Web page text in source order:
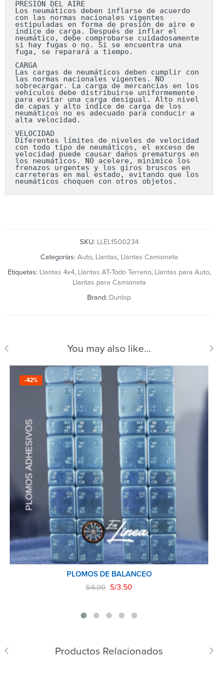
PRESIÓN DEL AIRE
Los neumáticos deben inflarse de acuerdo
con las normas nacionales vigentes
estipuladas en forma de presión de aire e
índice de carga. Después de inflar el
neumático, debe comprobarse cuidadosamente
si hay fugas o no. Si se encuentra una
fuga, se reparará a tiempo.
CARGA
Las cargas de neumáticos deben cumplir con
las normas nacionales vigentes. NO
sobrecargar. La carga de mercancías en los
vehículos debe distribuirse uniformemente
para evitar una carga desigual. Alto nivel
de capas y alto índice de carga de los
neumáticos no es adecuado para conducir a
alta velocidad.
VELOCIDAD
Diferentes límites de niveles de velocidad
con todo tipo de neumáticos, el exceso de
velocidad puede causar daños prematuros en
los neumáticos. NO acelere, minimice los
frenazos urgentes y los giros bruscos en
carreteras en mal estado, evitando que los
neumáticos choquen con otros objetos.
SKU: LLEL1500234
Categorías: Auto, Llantas, Llantas Camioneta
Etiquetas: Llantas 4x4, Llantas AT-Todo Terreno, Llantas para Auto,
Llantas para Camioneta
Brand: Dunlop
You may also like…
-42%
PLOMOS DE BALANCEO
S/6.00 S/3.50
Productos Relacionados